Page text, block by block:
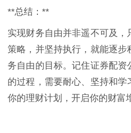
**总结：**
实现财务自由并非遥不可及
策略，并坚持执行，就能逐步
务自由的目标。记住证券配资
的过程，需要耐心、坚持和学
你的理财计划，开启你的财富